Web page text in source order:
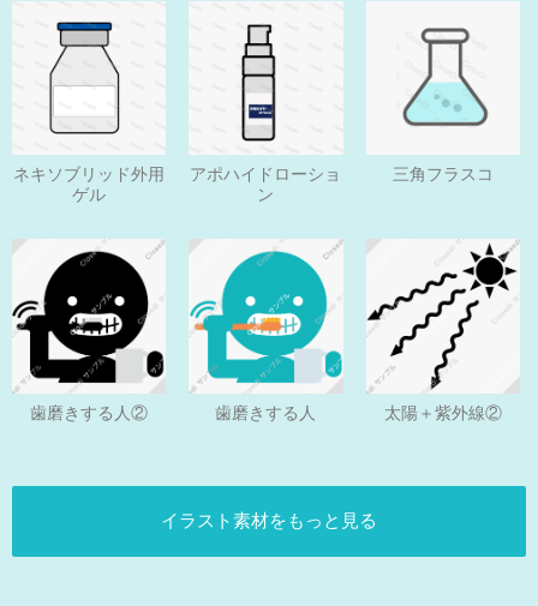
ネキソブリッド外用
ゲル
アポハイドローショ
ン
三角フラスコ
歯磨きする人② 歯磨きする人 太陽＋紫外線②
イラスト素材をもっと見る